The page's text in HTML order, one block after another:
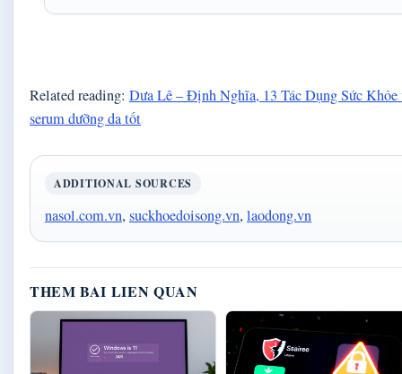
Related reading: Dưa Lê – Định Nghĩa, 13 Tác Dụng Sức
serum dưỡng da tốt
ADDITIONAL SOURCES
nasol.com.vn, suckhoedoisong.vn, laodong.vn
THEM BAI LIEN QUAN